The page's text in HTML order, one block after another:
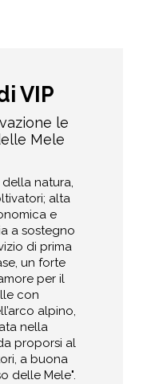
VIP
le
Mele
natura,
alta
e
a sostegno
di prima
un forte
per il
con
alpino,
nella
proporsi al
a buona
delle Mele".